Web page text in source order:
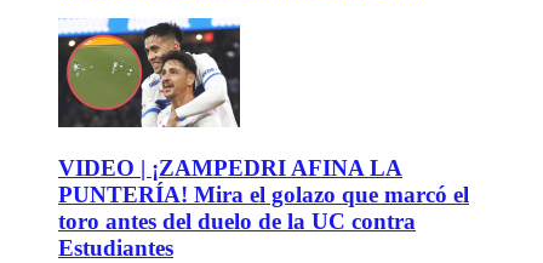
VIDEO | ¡ZAMPEDRI AFINA LA
PUNTERÍA! Mira el golazo que marcó el
toro antes del duelo de la UC contra
Estudiantes